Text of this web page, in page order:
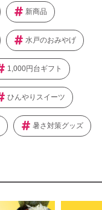
新商品
水戸のおみやげ
1,000円台ギフト
ひんやりスイーツ
暑さ対策グッズ